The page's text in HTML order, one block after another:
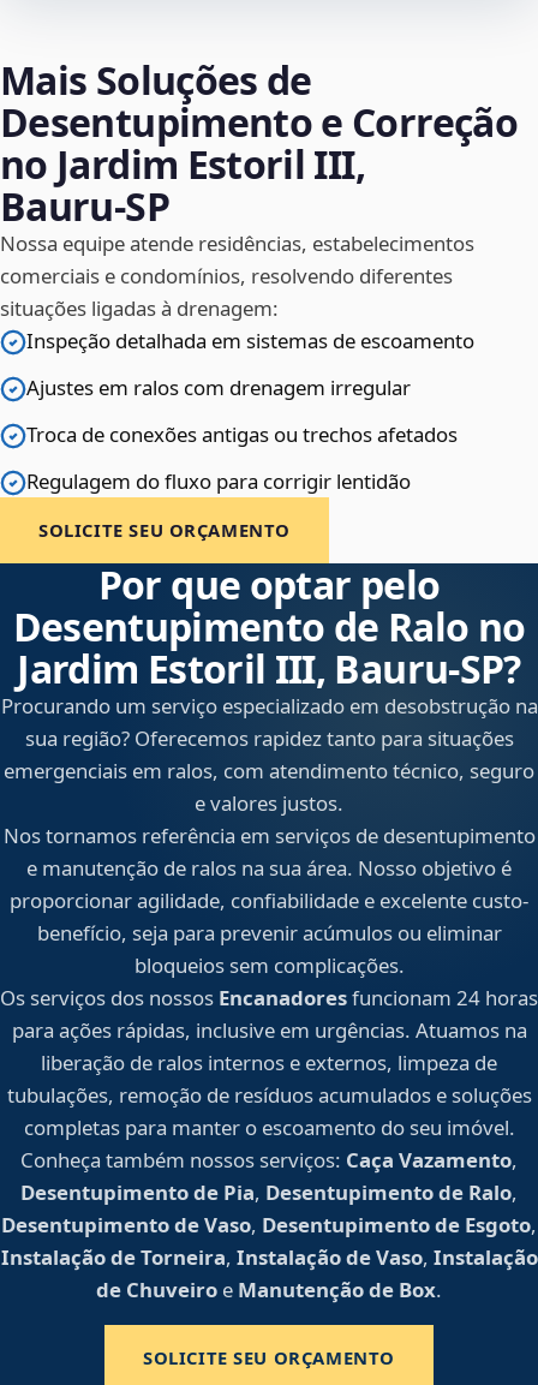
Mais Soluções de
Desentupimento e Correção
no Jardim Estoril III,
Bauru‑SP
Nossa equipe atende residências, estabelecimentos
comerciais e condomínios, resolvendo diferentes
situações ligadas à drenagem:
Inspeção detalhada em sistemas de escoamento
Ajustes em ralos com drenagem irregular
Troca de conexões antigas ou trechos afetados
Regulagem do fluxo para corrigir lentidão
SOLICITE SEU ORÇAMENTO
Por que optar pelo
Desentupimento de Ralo no
Jardim Estoril III, Bauru‑SP?
Procurando um serviço especializado em desobstrução na
sua região? Oferecemos rapidez tanto para situações
emergenciais em ralos, com atendimento técnico, seguro
e valores justos.
Nos tornamos referência em serviços de desentupimento
e manutenção de ralos na sua área. Nosso objetivo é
proporcionar agilidade, confiabilidade e excelente custo-
benefício, seja para prevenir acúmulos ou eliminar
bloqueios sem complicações.
Os serviços dos nossos Encanadoresfuncionam 24 horas
para ações rápidas, inclusive em urgências. Atuamos na
liberação de ralos internos e externos, limpeza de
tubulações, remoção de resíduos acumulados e soluções
completas para manter o escoamento do seu imóvel.
Conheça também nossos serviços: Caça Vazamento,
Desentupimento de Pia, Desentupimento de Ralo,
Desentupimento de Vaso, Desentupimento de Esgoto,
Instalação de Torneira, Instalação de Vaso, Instalação
de Chuveiro e Manutenção de Box.
SOLICITE SEU ORÇAMENTO